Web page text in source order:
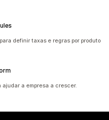
definir taxas e regras por produto
a empresa a crescer.